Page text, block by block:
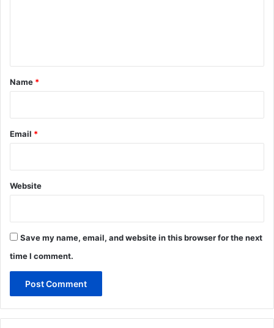
*
Name *
Email *
Website
Save my name, email, and website in this browser for the next
time I comment.